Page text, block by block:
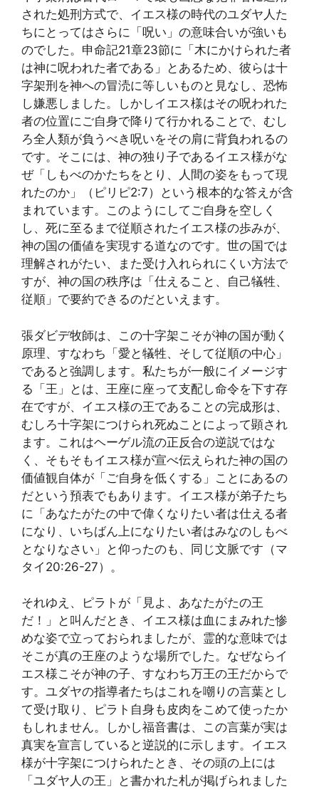
された処刑方式で、イエス様の時代のユダヤ人た
ちにとってはさらに「呪い」の意味合いが強いも
のでした。申命記21章23節に「木にかけられた者
は神に呪われた者である」とあるため、彼らは十
字架刑を神への冒涜に等しいものと見なし、恐怖
し嫌悪しました。しかしイエス様はその呪われた
者の位置にご自身で降りて行かれることで、むし
ろ全人類が負うべき呪いをその肩に背負われるの
です。そこには、神の独り子であるイエス様がな
ぜ「しもべのかたちをとり、人間の姿をもって現
れたのか」（ピリピ2:7）という根本的な答えが含
まれています。このようにしてご自身を空しく
し、死に至るまで従順されたイエス様の歩みが、
神の国の価値を実現する道なのです。世の国では
理解されがたい、また受け入れられにくい方法で
すが、神の国の秩序は「仕えること、自己犠牲、
従順」で要約できるのだといえます。
張ダビデ牧師は、この十字架こそが神の国が動く
原理、すなわち「愛と犠牲、そして従順の中心」
であると強調します。私たちが一般にイメージす
る「王」とは、王座に座って支配し命令を下す存
在ですが、イエス様の王であることの完成形は、
むしろ十字架につけられ死ぬことによって顕され
ます。これはヘーゲル流の正反合の逆説ではな
く、そもそもイエス様が宣べ伝えられた神の国の
価値観自体が「ご自身を低くする」ことにあるの
だという預表でもあります。イエス様が弟子たち
に「あなたがたの中で偉くなりたい者は仕える者
になり、いちばん上になりたい者はみなのしもべ
となりなさい」と仰ったのも、同じ文脈です（マ
タイ20:26-27）。
それゆえ、ピラトが「見よ、あなたがたの王
だ！」と叫んだとき、イエス様は血にまみれた惨
めな姿で立っておられましたが、霊的な意味では
そこが真の王座のような場所でした。なぜならイ
エス様こそが神の子、すなわち万王の王だからで
す。ユダヤの指導者たちはこれを嘲りの言葉とし
て受け取り、ピラト自身も皮肉をこめて使ったか
もしれません。しかし福音書は、この言葉が実は
真実を宣言していると逆説的に示します。イエス
様が十字架につけられたとき、その頭の上には
「ユダヤ人の王」と書かれた札が掲げられました